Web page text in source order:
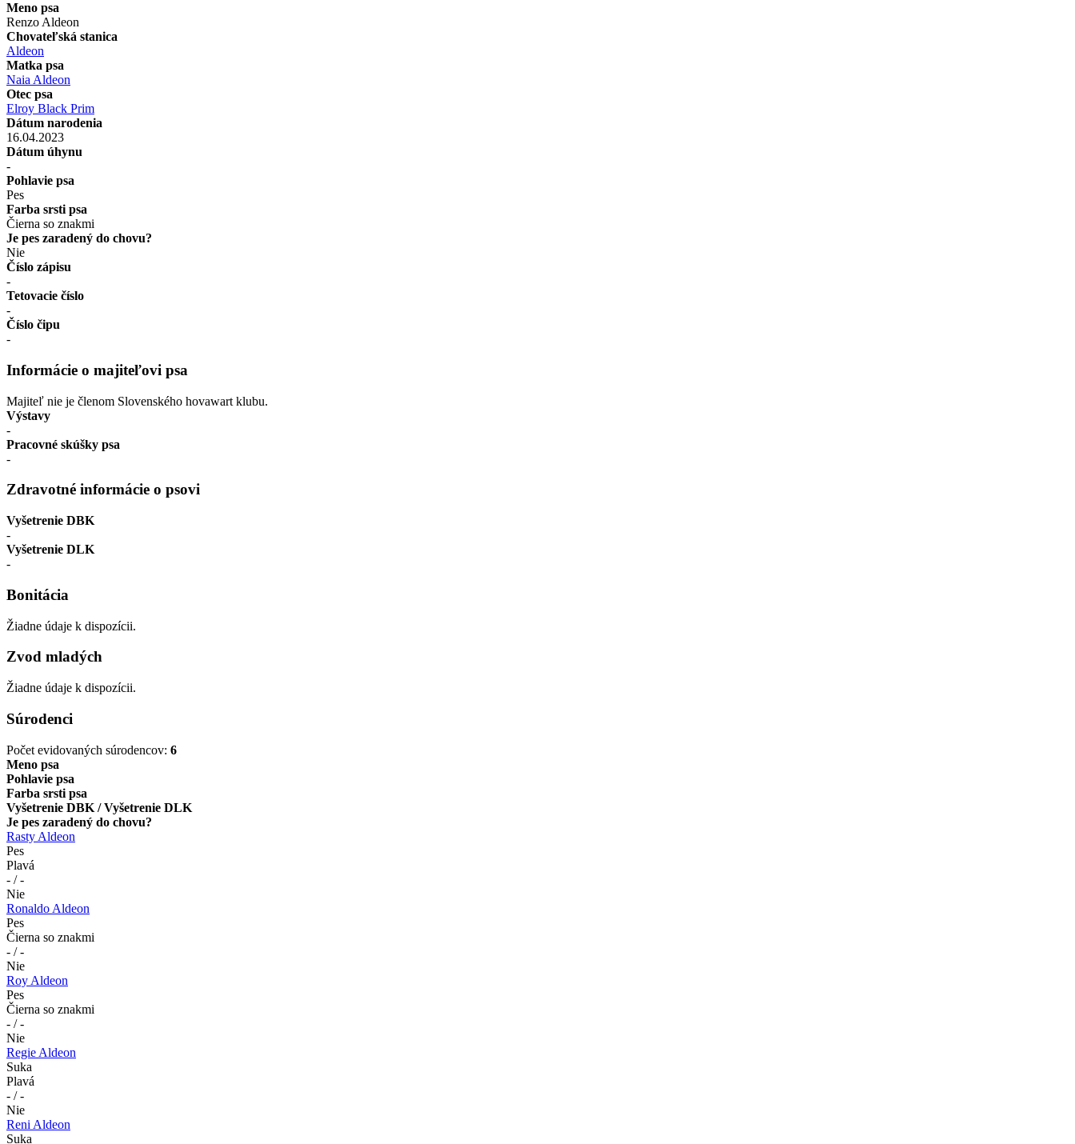
Meno psa
Renzo Aldeon
Chovateľská stanica
Aldeon
Matka psa
Naia Aldeon
Otec psa
Elroy Black Prim
Dátum narodenia
16.04.2023
Dátum úhynu
-
Pohlavie psa
Pes
Farba srsti psa
Čierna so znakmi
Je pes zaradený do chovu?
Nie
Číslo zápisu
-
Tetovacie číslo
-
Číslo čipu
-
Informácie o majiteľovi psa
Majiteľ nie je členom Slovenského hovawart klubu.
Výstavy
-
Pracovné skúšky psa
-
Zdravotné informácie o psovi
Vyšetrenie DBK
-
Vyšetrenie DLK
-
Bonitácia
Žiadne údaje k dispozícii.
Zvod mladých
Žiadne údaje k dispozícii.
Súrodenci
Počet evidovaných súrodencov: 6
Meno psa
Pohlavie psa
Farba srsti psa
Vyšetrenie DBK / Vyšetrenie DLK
Je pes zaradený do chovu?
Rasty Aldeon
Pes
Plavá
- / -
Nie
Ronaldo Aldeon
Pes
Čierna so znakmi
- / -
Nie
Roy Aldeon
Pes
Čierna so znakmi
- / -
Nie
Regie Aldeon
Suka
Plavá
- / -
Nie
Reni Aldeon
Suka